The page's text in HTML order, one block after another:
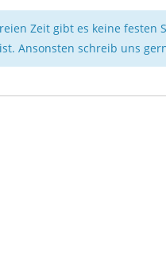
Zeit gibt es keine festen
Ansonsten schreib uns